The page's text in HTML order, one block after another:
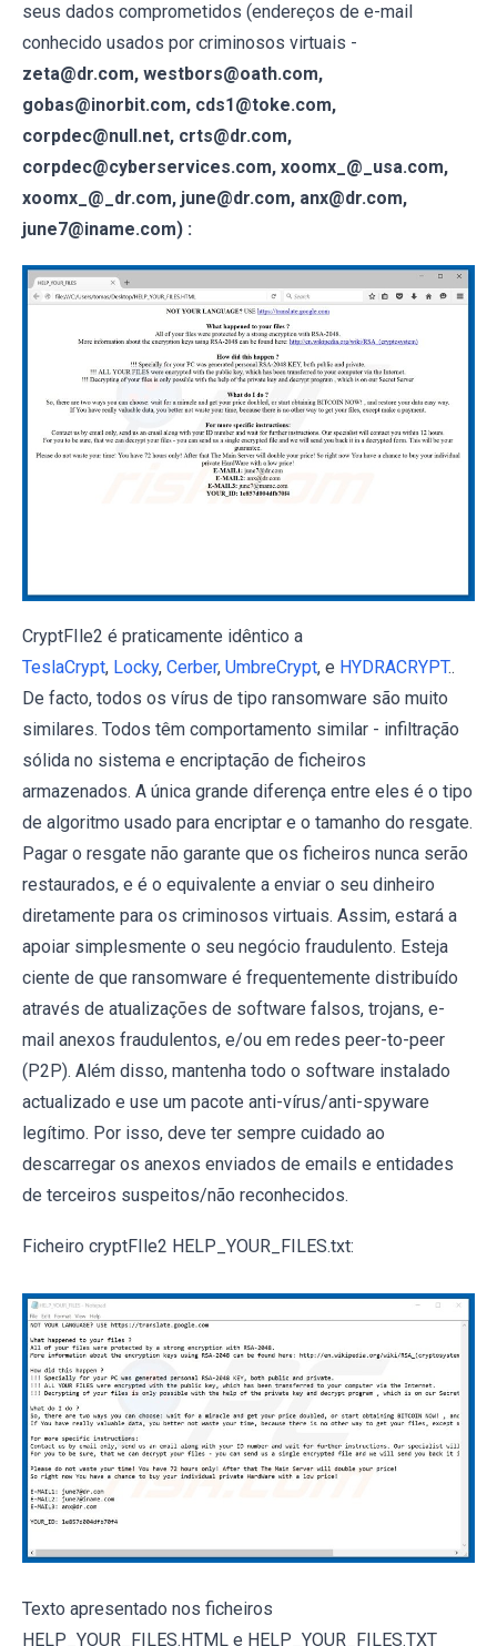
seus dados comprometidos (endereços de e-mail
conhecido usados por criminosos virtuais -
zeta@dr.com, westbors@oath.com,
gobas@inorbit.com, cds1@toke.com,
corpdec@null.net, crts@dr.com,
corpdec@cyberservices.com, xoomx_@_usa.com,
xoomx_@_dr.com, june@dr.com, anx@dr.com,
june7@iname.com) :
CryptFIle2 é praticamente idêntico a
TeslaCrypt, Locky, Cerber, UmbreCrypt, e HYDRACRYPT..
De facto, todos os vírus de tipo ransomware são muito
similares. Todos têm comportamento similar - infiltração
sólida no sistema e encriptação de ficheiros
armazenados. A única grande diferença entre eles é o tipo
de algoritmo usado para encriptar e o tamanho do resgate.
Pagar o resgate não garante que os ficheiros nunca serão
restaurados, e é o equivalente a enviar o seu dinheiro
diretamente para os criminosos virtuais. Assim, estará a
apoiar simplesmente o seu negócio fraudulento. Esteja
ciente de que ransomware é frequentemente distribuído
através de atualizações de software falsos, trojans, e-
mail anexos fraudulentos, e/ou em redes peer-to-peer
(P2P). Além disso, mantenha todo o software instalado
actualizado e use um pacote anti-vírus/anti-spyware
legítimo. Por isso, deve ter sempre cuidado ao
descarregar os anexos enviados de emails e entidades
de terceiros suspeitos/não reconhecidos.
Ficheiro cryptFIle2 HELP_YOUR_FILES.txt:
Texto apresentado nos ficheiros
HELP_YOUR_FILES.HTML e HELP_YOUR_FILES.TXT